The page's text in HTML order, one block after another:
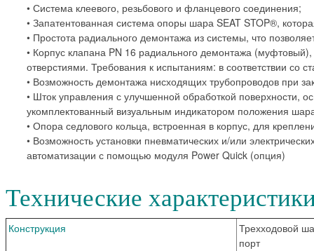
• Система клеевого, резьбового и фланцевого соединения;
• Запатентованная система опоры шара SEAT STOP®,
• Простота радиального демонтажа из системы, что
• Корпус клапана PN 16 радиального демонтажа
отверстиями. Требования к испытаниям: в соответствии со
• Возможность демонтажа нисходящих трубопроводов при
• Шток управления с улучшенной обработкой
укомплектованный визуальным индикатором положения
• Опора седлового кольца, встроенная в корпус, для
• Возможность установки пневматических и/или
автоматизации с помощью модуля Power Quick (опция)
Технические
Конструкция
Трехходовой
порт